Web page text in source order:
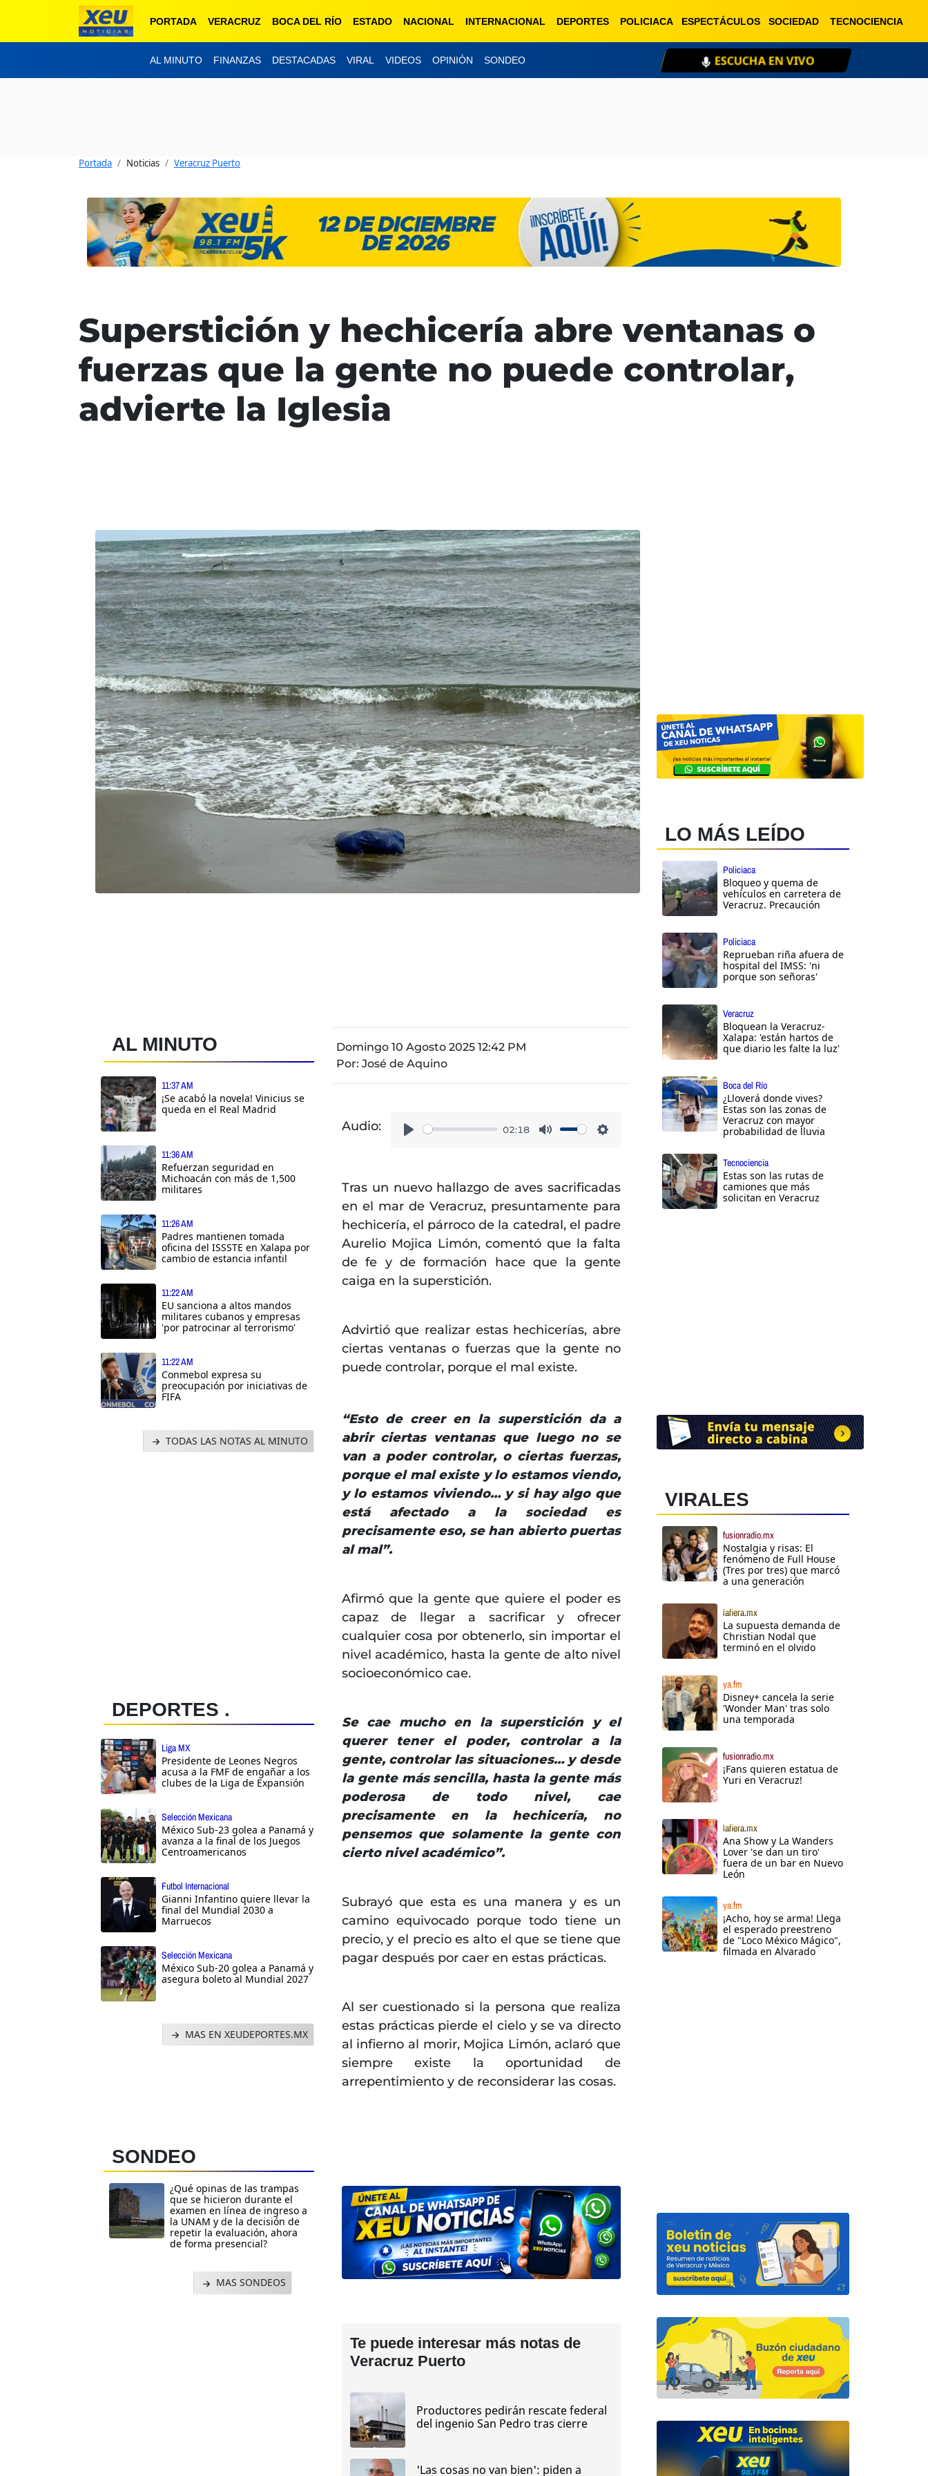
PORTADA VERACRUZ BOCA DEL RÍO ESTADO NACIONAL INTERNACIONAL DEPORTES POLICIACA ESPECTÁCULOS SOCIEDAD TECNOCIENCIA
AL MINUTO FINANZAS DESTACADAS VIRAL VIDEOS OPINIÓN SONDEO ESCUCHA EN VIVO
Portada Noticias Veracruz Puerto
Superstición y hechicería abre ventanas o
fuerzas que la gente no puede controlar,
advierte la Iglesia
AL MINUTO
11:37 AM
¡Se acabó la novela! Vinicius se
queda en el Real Madrid
11:36 AM
Refuerzan seguridad en
Michoacán con más de 1,500
militares
11:26 AM
Padres mantienen tomada
oficina del ISSSTE en Xalapa por
cambio de estancia infantil
11:22 AM
EU sanciona a altos mandos
militares cubanos y empresas
'por patrocinar al terrorismo'
11:22 AM
Conmebol expresa su
preocupación por iniciativas de
FIFA
TODAS LAS NOTAS AL MINUTO
DEPORTES .
Liga MX
Presidente de Leones Negros
acusa a la FMF de engañar a los
clubes de la Liga de Expansión
Selección Mexicana
México Sub-23 golea a Panamá y
avanza a la final de los Juegos
Centroamericanos
Futbol Internacional
Gianni Infantino quiere llevar la
final del Mundial 2030 a
Marruecos
Selección Mexicana
México Sub-20 golea a Panamá y
asegura boleto al Mundial 2027
MAS EN XEUDEPORTES.MX
SONDEO
¿Qué opinas de las trampas
que se hicieron durante el
examen en línea de ingreso a
la UNAM y de la decisión de
repetir la evaluación, ahora
de forma presencial?
MAS SONDEOS
Domingo 10 Agosto 2025 12:42 PM
Por: José de Aquino
Audio:
02:18
Tras un nuevo hallazgo de aves sacrificadas
en el mar de Veracruz, presuntamente para
hechicería, el párroco de la catedral, el padre
Aurelio Mojica Limón, comentó que la falta
de fe y de formación hace que la gente
caiga en la superstición.
Advirtió que realizar estas hechicerías, abre
ciertas ventanas o fuerzas que la gente no
puede controlar, porque el mal existe.
“Esto de creer en la superstición da a
abrir ciertas ventanas que luego no se
van a poder controlar, o ciertas fuerzas,
porque el mal existe y lo estamos viendo,
y lo estamos viviendo… y si hay algo que
está afectado a la sociedad es
precisamente eso, se han abierto puertas
al mal”.
Afirmó que la gente que quiere el poder es
capaz de llegar a sacrificar y ofrecer
cualquier cosa por obtenerlo, sin importar el
nivel académico, hasta la gente de alto nivel
socioeconómico cae.
Se cae mucho en la superstición y el
querer tener el poder, controlar a la
gente, controlar las situaciones… y desde
la gente más sencilla, hasta la gente más
poderosa de todo nivel, cae
precisamente en la hechicería, no
pensemos que solamente la gente con
cierto nivel académico”.
Subrayó que esta es una manera y es un
camino equivocado porque todo tiene un
precio, y el precio es alto el que se tiene que
pagar después por caer en estas prácticas.
Al ser cuestionado si la persona que realiza
estas prácticas pierde el cielo y se va directo
al infierno al morir, Mojica Limón, aclaró que
siempre existe la oportunidad de
arrepentimiento y de reconsiderar las cosas.
Te puede interesar más notas de
Veracruz Puerto
Productores pedirán rescate federal
del ingenio San Pedro tras cierre
'Las cosas no van bien': piden a
LO MÁS LEÍDO
Policiaca
Bloqueo y quema de
vehículos en carretera de
Veracruz. Precaución
Policiaca
Reprueban riña afuera de
hospital del IMSS: 'ni
porque son señoras'
Veracruz
Bloquean la Veracruz-
Xalapa: 'están hartos de
que diario les falte la luz'
Boca del Río
¿Lloverá donde vives?
Estas son las zonas de
Veracruz con mayor
probabilidad de lluvia
Tecnociencia
Estas son las rutas de
camiones que más
solicitan en Veracruz
VIRALES
fusionradio.mx
Nostalgia y risas: El
fenómeno de Full House
(Tres por tres) que marcó
a una generación
lafiera.mx
La supuesta demanda de
Christian Nodal que
terminó en el olvido
ya.fm
Disney+ cancela la serie
'Wonder Man' tras solo
una temporada
fusionradio.mx
¡Fans quieren estatua de
Yuri en Veracruz!
lafiera.mx
Ana Show y La Wanders
Lover 'se dan un tiro'
fuera de un bar en Nuevo
León
ya.fm
¡Acho, hoy se arma! Llega
el esperado preestreno
de "Loco México Mágico",
filmada en Alvarado